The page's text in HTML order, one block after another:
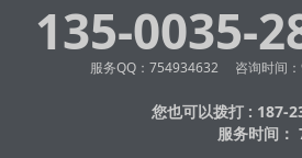
135-0035-
服务QQ：754934632 咨询时间：
您也可以拨打 : 187-
服务时间：